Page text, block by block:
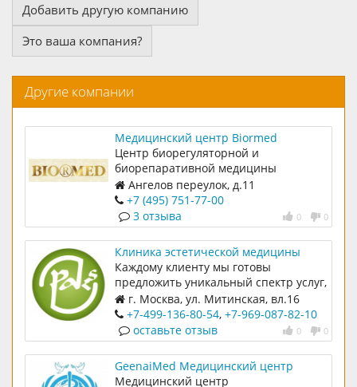
Добавить другую компанию
Это ваша компания?
Другие компании
Медицинский центр Biormed
Центр биорегуляторной и
биорепаративной медицины
Ангелов переулок, д.11
+7 (495) 751-77-00
0 0
3 отзыва
Клиника эстетической медицины
Доктора Пак
Каждому клиенту мы готовы
предложить уникальный спектр услуг,
способный удовлетворить даже
самого взыскательного посетителя
г. Москва, ул. Митинская, вл.16
(район Митино), 3 этаж, офис 301
+7-499-136-80-54, +7-969-087-82-10
0 0
оставьте отзыв
GeenaiMed Медицинский центр
Медицинский центр